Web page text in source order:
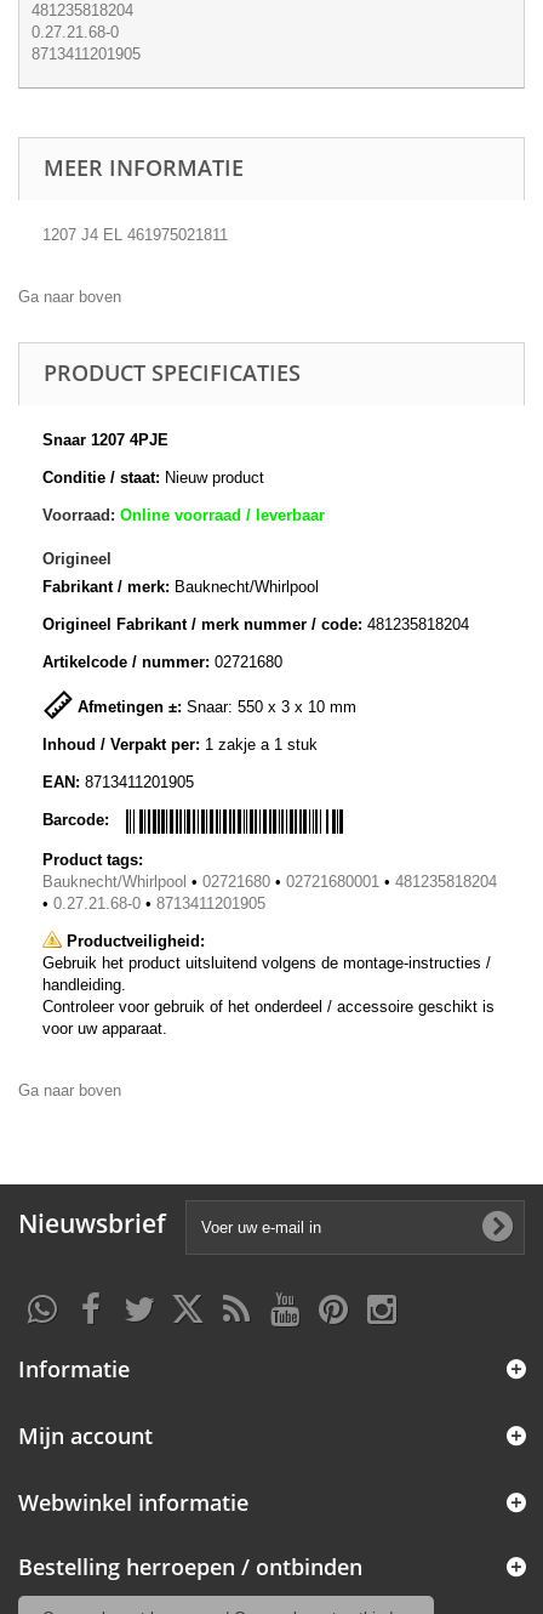
481235818204
0.27.21.68-0
8713411201905
MEER INFORMATIE
1207 J4 EL 461975021811
Ga naar boven
PRODUCT SPECIFICATIES
Snaar 1207 4PJE
Conditie / staat: Nieuw product
Voorraad: Online voorraad / leverbaar
Origineel
Fabrikant / merk: Bauknecht/Whirlpool
Origineel Fabrikant / merk nummer / code: 481235818204
Artikelcode / nummer: 02721680
Afmetingen ±: Snaar: 550 x 3 x 10 mm
Inhoud / Verpakt per: 1 zakje a 1 stuk
EAN: 8713411201905
Barcode:
Product tags:
Bauknecht/Whirlpool • 02721680 • 02721680001 • 481235818204
• 0.27.21.68-0 • 8713411201905
Productveiligheid:
Gebruik het product uitsluitend volgens de montage-instructies /
handleiding.
Controleer voor gebruik of het onderdeel / accessoire geschikt is
voor uw apparaat.
Ga naar boven
Nieuwsbrief
Informatie
Mijn account
Webwinkel informatie
Bestelling herroepen / ontbinden